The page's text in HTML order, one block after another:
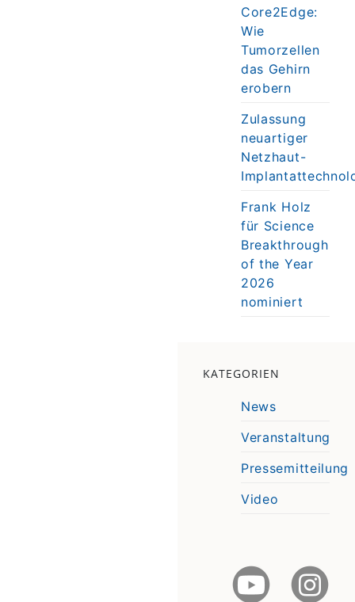
Core2Edge:
Wie
Tumorzellen
das Gehirn
erobern
Zulassung
neuartiger
Netzhaut-
Frank Holz
für Science
Breakthrough
of the Year
2026
nominiert
KATEGORIEN
News
Veranstaltung
Pressemitteilung
Video